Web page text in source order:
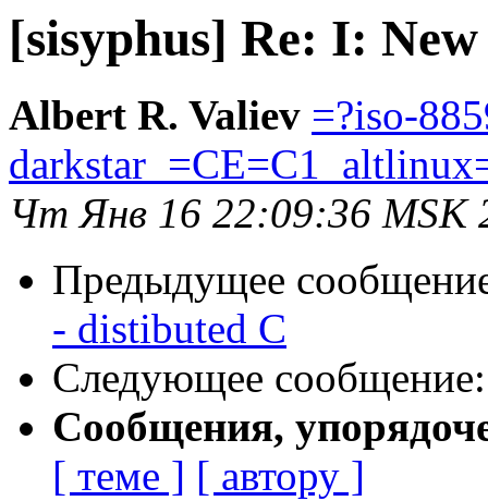
[sisyphus] Re: I:
Albert R. Valiev =?iso-
Чт Янв 16 22:09:36 MSK
Предыдущее
- distibuted C
Следующее
Сообщения,
[ теме ] [ автору ]